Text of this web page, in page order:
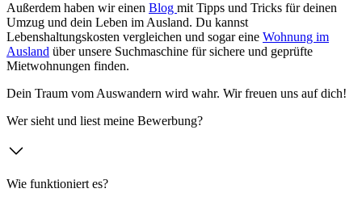
Außerdem haben wir einen Blog mit Tipps und Tricks für deinen
Umzug und dein Leben im Ausland. Du kannst
Lebenshaltungskosten vergleichen und sogar eine Wohnung im
Ausland über unsere Suchmaschine für sichere und geprüfte
Mietwohnungen finden.
Dein Traum vom Auswandern wird wahr. Wir freuen uns auf dich!
Wer sieht und liest meine Bewerbung?
Wie funktioniert es?